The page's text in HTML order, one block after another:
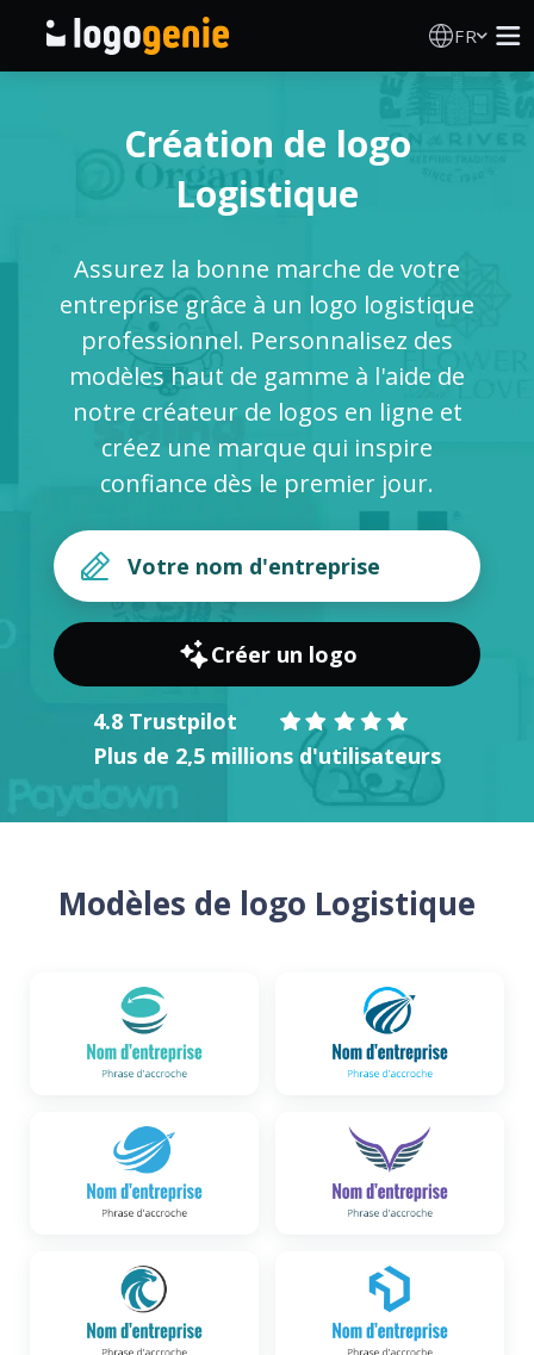
FR
Générateur de logo IA
Produits imprimés
À propos
Création de logo
Logistique
Assurez la bonne marche de votre
entreprise grâce à un logo logistique
professionnel. Personnalisez des
modèles haut de gamme à l'aide de
notre créateur de logos en ligne et
créez une marque qui inspire
confiance dès le premier jour.
Créer un logo
4.8 Trustpilot
Plus de 2,5 millions d'utilisateurs
Modèles de logo Logistique